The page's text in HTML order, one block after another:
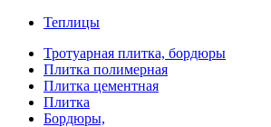
Теплицы
Тротуарная плитка, бордюры
Плитка полимерная
Плитка цементная
Плитка
Бордюры,